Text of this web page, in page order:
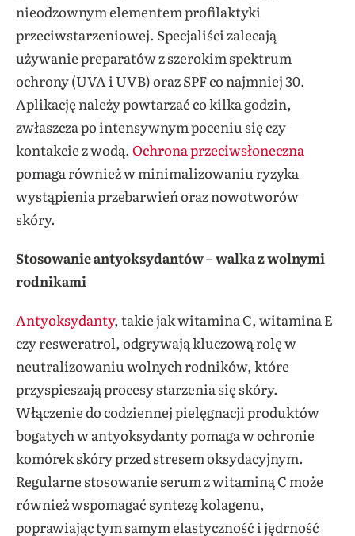
nieodzownym elementem profilaktyki
przeciwstarzeniowej. Specjaliści zalecają
używanie preparatów z szerokim spektrum
ochrony (UVA i UVB) oraz SPF co najmniej 30.
Aplikację należy powtarzać co kilka godzin,
zwłaszcza po intensywnym poceniu się czy
kontakcie z wodą. Ochrona przeciwsłoneczna
pomaga również w minimalizowaniu ryzyka
wystąpienia przebarwień oraz nowotworów
skóry.
Stosowanie antyoksydantów – walka z wolnymi
rodnikami
Antyoksydanty, takie jak witamina C, witamina E
czy resweratrol, odgrywają kluczową rolę w
neutralizowaniu wolnych rodników, które
przyspieszają procesy starzenia się skóry.
Włączenie do codziennej pielęgnacji produktów
bogatych w antyoksydanty pomaga w ochronie
komórek skóry przed stresem oksydacyjnym.
Regularne stosowanie serum z witaminą C może
również wspomagać syntezę kolagenu,
poprawiając tym samym elastyczność i jędrność